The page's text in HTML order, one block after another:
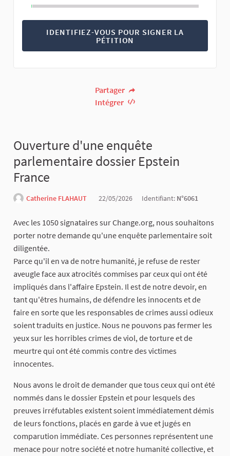
IDENTIFIEZ-VOUS POUR SIGNER LA
PÉTITION
Partager
Intégrer
Ouverture d'une enquête
parlementaire dossier Epstein
France
Catherine FLAHAUT 22/05/2026 Identifiant: N°6061
Avec les 1050 signataires sur Change.org, nous souhaitons
porter notre demande qu'une enquête parlementaire soit
diligentée.
Parce qu'il en va de notre humanité, je refuse de rester
aveugle face aux atrocités commises par ceux qui ont été
impliqués dans l'affaire Epstein. Il est de notre devoir, en
tant qu'êtres humains, de défendre les innocents et de
faire en sorte que les responsables de crimes aussi odieux
soient traduits en justice. Nous ne pouvons pas fermer les
yeux sur les horribles crimes de viol, de torture et de
meurtre qui ont été commis contre des victimes
innocentes.
Nous avons le droit de demander que tous ceux qui ont été
nommés dans le dossier Epstein et pour lesquels des
preuves irréfutables existent soient immédiatement démis
de leurs fonctions, placés en garde à vue et jugés en
comparution immédiate. Ces personnes représentent une
menace pour notre société et notre humanité collective, et